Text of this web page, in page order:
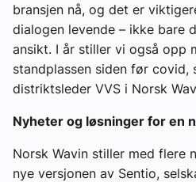
bransjen nå, og det er
dialogen levende – ikke bare
ansikt. I år stiller vi også opp
standplassen siden før covid,
distriktsleder VVS i Norsk
Nyheter og løsninger for en
Norsk Wavin stiller med flere
nye versjonen av Sentio,